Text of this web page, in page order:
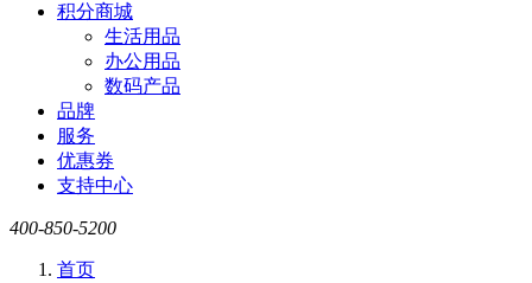
积分商城
生活用品
办公用品
数码产品
品牌
服务
优惠券
支持中心
400-850-5200
首页